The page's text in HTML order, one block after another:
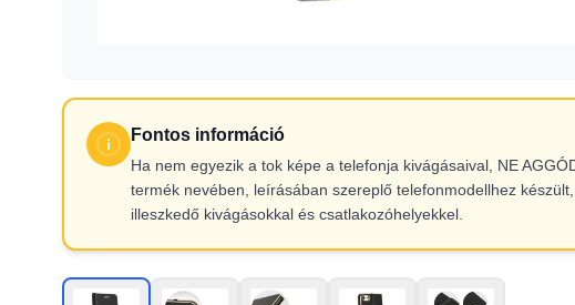
Fontos információ
Ha nem egyezik a tok képe a telefonja kivágásaival, NE
termék nevében, leírásában szereplő telefonmodellhez
illeszkedő kivágásokkal és csatlakozóhelyekkel.